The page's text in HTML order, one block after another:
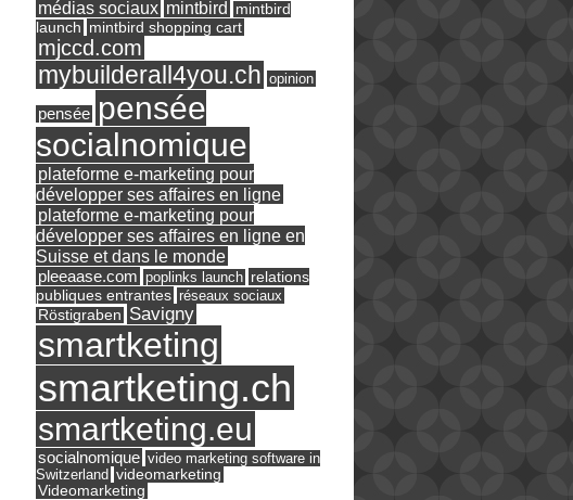
médias sociaux mintbird
mintbird
launch mintbird shopping cart
mjccd.com
mybuilderall4you.ch opinion
pensée pensée
socialnomique
plateforme e-marketing pour
développer ses affaires en ligne
plateforme e-marketing pour
développer ses affaires en ligne en
Suisse et dans le monde
pleeaase.com poplinks launch relations
publiques entrantes réseaux sociaux
Röstigraben Savigny
smartketing
smartketing.ch
smartketing.eu
socialnomique video marketing software in
Switzerland videomarketing
Videomarketing